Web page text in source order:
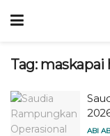
Tag: maskapai
ABI